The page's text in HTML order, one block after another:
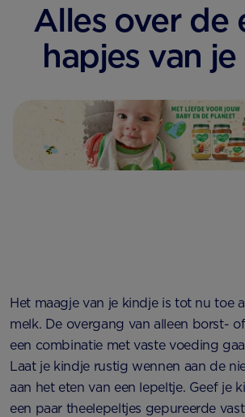
Alles over de
hapjes van
Het maagje van je kindje is tot nu toe
melk. De overgang van alleen borst-
een combinatie met vaste voeding
Laat je kindje rustig wennen aan de
aan het eten van een lepeltje. Geef je
een paar theelepeltjes gepureerde